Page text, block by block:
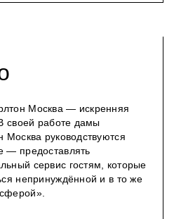
Москва — искренняя
своей работе дамы
Москва руководствуются
— предоставлять
сервис гостям, которые
непринуждённой и в то же